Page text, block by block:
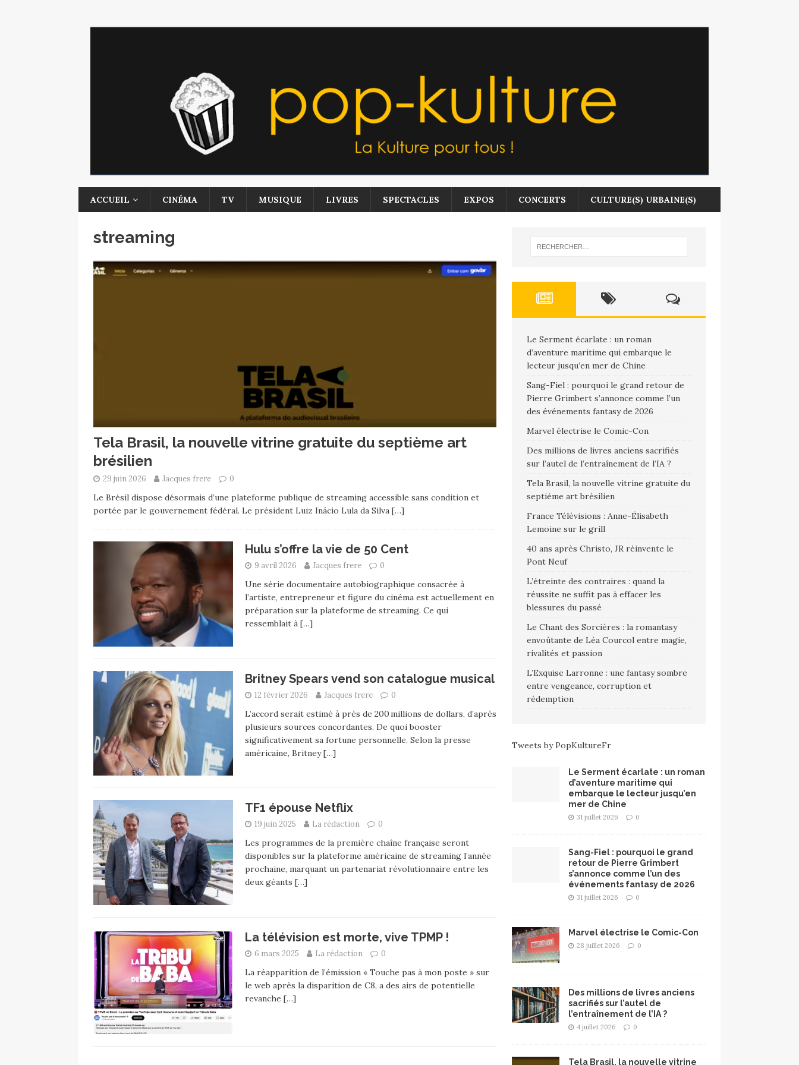
ACCUEIL CINÉMA TV MUSIQUE LIVRES SPECTACLES EXPOS CONCERTS CULTURE(S) URBAINE(S)
streaming
Tela Brasil, la nouvelle vitrine gratuite du septième art
brésilien
29 juin 2026 Jacques frere 0
Le Brésil dispose désormais d’une plateforme publique de streaming accessible sans condition et
portée par le gouvernement fédéral. Le président Luiz Inácio Lula da Silva […]
Hulu s’offre la vie de 50 Cent
9 avril 2026 Jacques frere 0
Une série documentaire autobiographique consacrée à
l’artiste, entrepreneur et figure du cinéma est actuellement en
préparation sur la plateforme de streaming. Ce qui
ressemblait à […]
Britney Spears vend son catalogue musical
12 février 2026 Jacques frere 0
L’accord serait estimé à près de 200 millions de dollars, d’après
plusieurs sources concordantes. De quoi booster
significativement sa fortune personnelle. Selon la presse
américaine, Britney[…]
TF1 épouse Netflix
19 juin 2025 La rédaction 0
Les programmes de la première chaîne française seront
disponibles sur la plateforme américaine de streaming l’année
prochaine, marquant un partenariat révolutionnaire entre les
deux géants […]
La télévision est morte, vive TPMP !
6 mars 2025 La rédaction 0
La réapparition de l’émission « Touche pas à mon poste » sur
le web après la disparition de C8, a des airs de potentielle
revanche […]
Le Serment écarlate : un roman
d’aventure maritime qui embarque le
lecteur jusqu’en mer de Chine
Sang-Fiel : pourquoi le grand retour de
Pierre Grimbert s’annonce comme l’un
des événements fantasy de 2026
Marvel électrise le Comic-Con
Des millions de livres anciens sacrifiés
sur l’autel de l’entraînement de l’IA ?
Tela Brasil, la nouvelle vitrine gratuite du
septième art brésilien
France Télévisions : Anne-Élisabeth
Lemoine sur le grill
40 ans après Christo, JR réinvente le
Pont Neuf
L’étreinte des contraires : quand la
réussite ne suffit pas à effacer les
blessures du passé
Le Chant des Sorcières : la romantasy
envoûtante de Léa Courcol entre magie,
rivalités et passion
L’Exquise Larronne : une fantasy sombre
entre vengeance, corruption et
rédemption
Tweets by PopKultureFr
Le Serment écarlate : un roman
d’aventure maritime qui
embarque le lecteur jusqu’en
mer de Chine
31 juillet 2026 0
Sang-Fiel : pourquoi le grand
retour de Pierre Grimbert
s’annonce comme l’un des
événements fantasy de 2026
31 juillet 2026 0
Marvel électrise le Comic-Con
28 juillet 2026 0
Des millions de livres anciens
sacrifiés sur l’autel de
l’entraînement de l’IA ?
4 juillet 2026 0
Tela Brasil, la nouvelle vitrine